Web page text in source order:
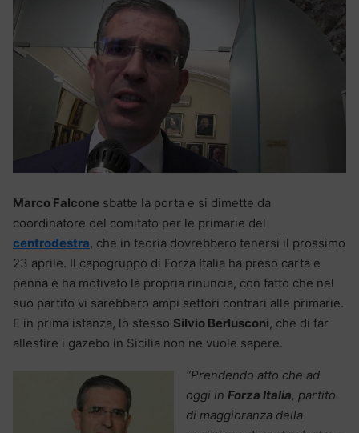
Marco Falcone sbatte la porta e si dimette da
coordinatore del comitato per le primarie del
centrodestra, che in teoria dovrebbero tenersi il prossimo
23 aprile. Il capogruppo di Forza Italia ha preso carta e
penna e ha motivato la propria rinuncia, con fatto che nel
suo partito vi sarebbero ampi settori contrari alle primarie.
E in prima istanza, lo stesso Silvio Berlusconi, che di far
allestire i gazebo in Sicilia non ne vuole sapere.
“Prendendo atto che ad
oggi in Forza Italia, partito
di maggioranza della